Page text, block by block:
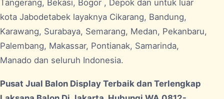
Tangerang, Bekasi, Bogor , Depok dan untuk luar
kota Jabodetabek layaknya Cikarang, Bandung,
Karawang, Surabaya, Semarang, Medan, Pekanbaru,
Palembang, Makassar, Pontianak, Samarinda,
Manado dan seluruh Indonesia.
Pusat Jual Balon Display Terbaik dan Terlengkap